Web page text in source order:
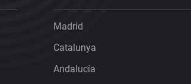
Madrid
Catalunya
Andalucía